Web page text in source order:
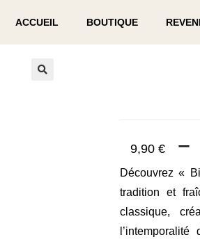
ACCUEIL BOUTIQUE
9,90 € –
Découvrez «
tradition et
classique,